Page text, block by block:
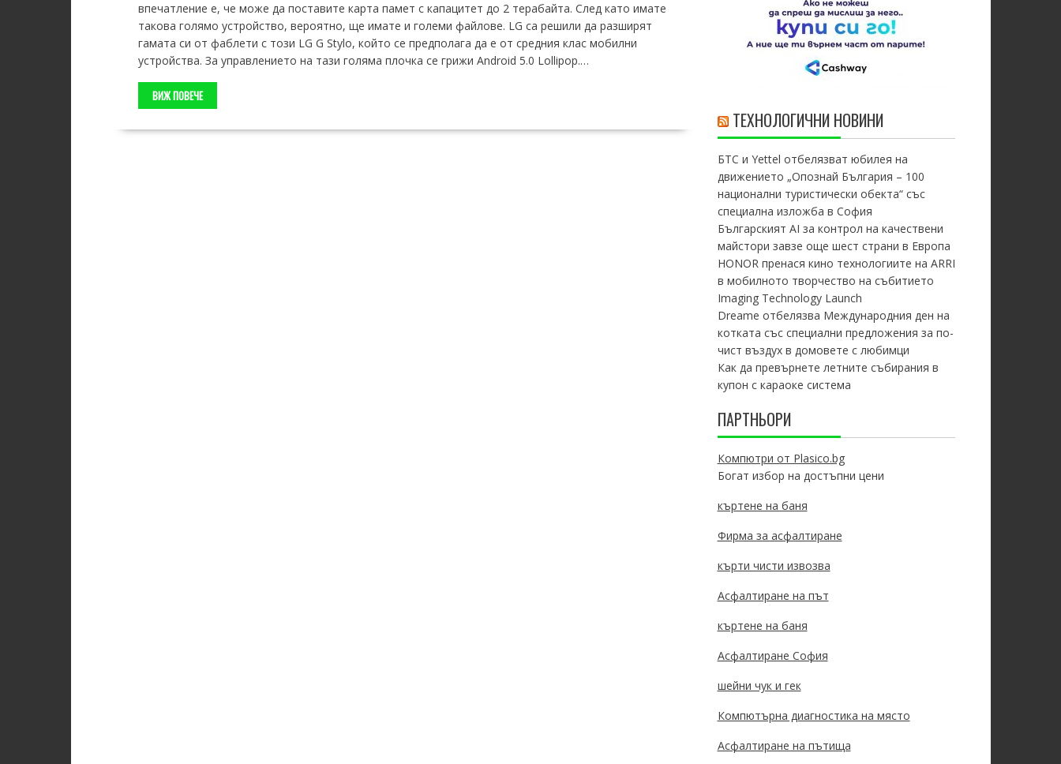
впечатление е, че може да поставите карта памет с капацитет до 2 терабайта. След като имате
такова голямо устройство, вероятно, ще имате и големи файлове. LG са решили да разширят
гамата си от фаблети с този LG G Stylo, който се предполага да е от средния клас мобилни
устройства. За управлението на тази голяма плочка се грижи Android 5.0 Lollipop.…
ВИЖ ПОВЕЧЕ
ТЕХНОЛОГИЧНИ НОВИНИ
БТС и Yettel отбелязват юбилея на
движението „Опознай България – 100
национални туристически обекта“ със
специална изложба в София
Българският AI за контрол на качествени
майстори завзе още шест страни в Европа
HONOR пренася кино технологиите на ARRI
в мобилното творчество на събитието
Imaging Technology Launch
Dreame отбелязва Международния ден на
котката със специални предложения за по-
чист въздух в домовете с любимци
Как да превърнете летните събирания в
купон с караоке система
ПАРТНЬОРИ
Компютри от Plasico.bg
Богат избор на достъпни цени
къртене на баня
Фирма за асфалтиране
кърти чисти извозва
Асфалтиране на път
къртене на баня
Асфалтиране София
шейни чук и гек
Компютърна диагностика на място
Асфалтиране на пътища